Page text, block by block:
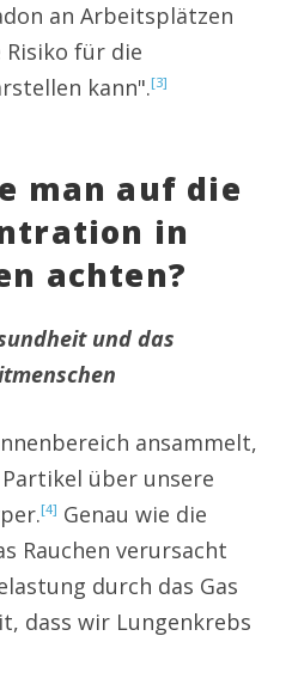
an Arbeitsplätzen
für die
kann".[3]
man auf die
in
achten?
und das
ansammelt,
über unsere
[4] Genau wie die
Rauchen verursacht
durch das Gas
dass wir Lungenkrebs